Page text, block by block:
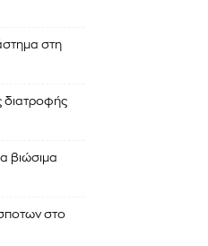
στη
διατροφής
βιώσιμα
στο